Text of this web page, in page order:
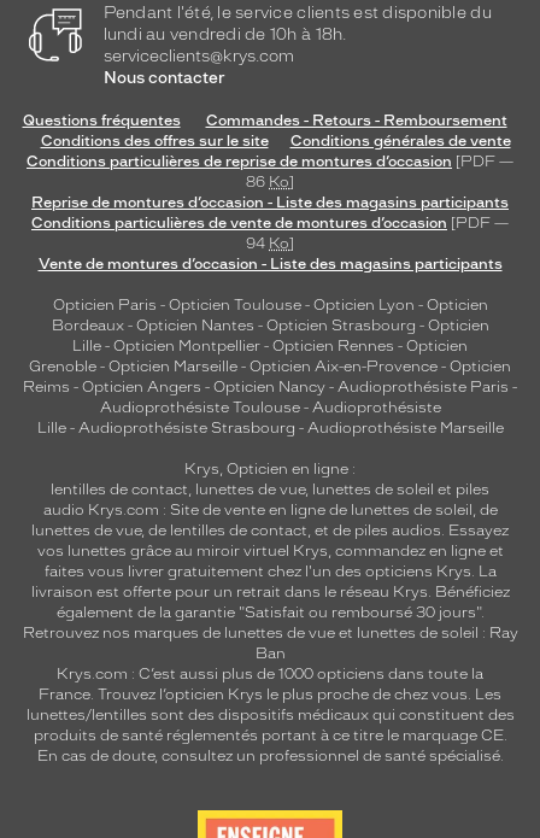
Pendant l'été, le service clients est disponible du
lundi au vendredi de 10h à 18h.
serviceclients@krys.com
Nous contacter
Questions fréquentes
Commandes - Retours - Remboursement
Conditions des offres sur le site
Conditions générales de vente
Conditions particulières de reprise de montures d’occasion [PDF —
86 Ko]
Reprise de montures d’occasion - Liste des magasins participants
Conditions particulières de vente de montures d’occasion [PDF —
94 Ko]
Vente de montures d’occasion - Liste des magasins participants
Opticien Paris - Opticien Toulouse- Opticien Lyon - Opticien
Bordeaux- Opticien Nantes - Opticien Strasbourg - Opticien
Lille - Opticien Montpellier - Opticien Rennes - Opticien
Grenoble - Opticien Marseille - Opticien Aix-en-Provence - Opticien
Reims - Opticien Angers - Opticien Nancy - Audioprothésiste Paris -
Audioprothésiste Toulouse- Audioprothésiste
Lille- Audioprothésiste Strasbourg - Audioprothésiste Marseille
Krys, Opticien en ligne :
lentilles de contact, lunettes de vue, lunettes de soleil et piles
audio Krys.com : Site de vente en ligne de lunettes de soleil, de
lunettes de vue, de lentilles de contact, et de piles audios. Essayez
vos lunettes grâce au miroir virtuel Krys, commandez en ligne et
faites vous livrer gratuitement chez l'un des opticiens Krys. La
livraison est offerte pour un retrait dans le réseau Krys. Bénéficiez
également de la garantie "Satisfait ou remboursé 30 jours".
Retrouvez nos marques de lunettes de vue et lunettes de soleil : Ray
Ban
Krys.com : C’est aussi plus de 1000 opticiens dans toute la
France. Trouvez l’opticien Krys le plus proche de chez vous. Les
lunettes/lentilles sont des dispositifs médicaux qui constituent des
produits de santé réglementés portant à ce titre le marquage CE.
En cas de doute, consultez un professionnel de santé spécialisé.